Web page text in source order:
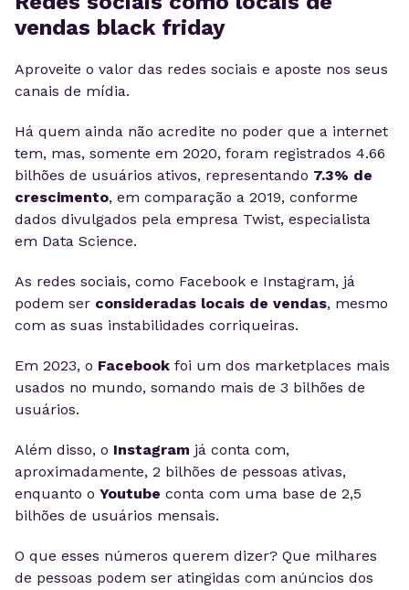
vendas black friday
Aproveite o valor das redes sociais e aposte nos seus
canais de mídia.
Há quem ainda não acredite no poder que a internet
tem, mas, somente em 2020, foram registrados 4.66
bilhões de usuários ativos, representando 7.3% de
crescimento, em comparação a 2019, conforme
dados divulgados pela empresa Twist, es­pe­ci­a­lista
em Da­ta Sci­en­ce.
As redes sociais, como Facebook e Instagram, já
podem ser consideradas locais de vendas, mesmo
com as suas instabilidades corriqueiras.
Em 2023, o Facebook foi um dos marketplaces mais
usados no mundo, somando mais de 3 bilhões de
usuários.
Além disso, o Instagram já conta com,
aproximadamente, 2 bilhões de pessoas ativas,
enquanto o Youtube conta com uma base de 2,5
bilhões de usuários mensais.
O que esses números querem dizer? Que milhares
de pessoas podem ser atingidas com anúncios dos